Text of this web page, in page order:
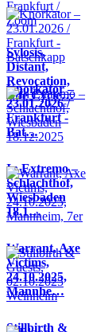
Sylosis,
Distant,
Revocation,
Life Cycle…
Knorkator –
23.01.2026 /
Frankfurt -
Bat…
In Extremo –
Schlachthof,
Wiesbaden
18.1…
Warrant, Axe
Victims,
24.10.2025,
Mannhe…
Stillbirth &